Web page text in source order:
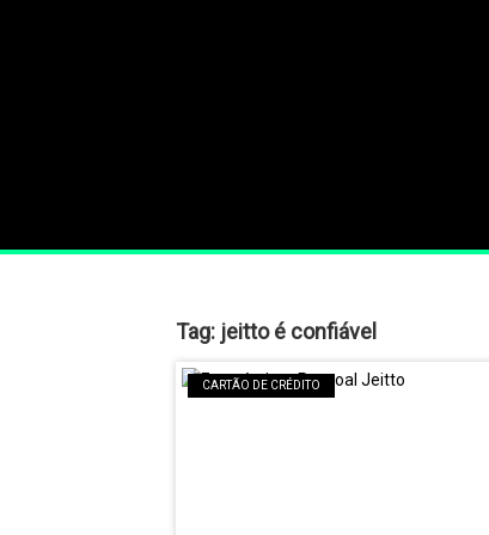
Tag: jeitto é confiável
CARTÃO DE CRÉDITO